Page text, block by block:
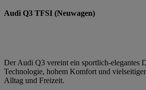
Audi Q3 TFSI (Neuwagen)
Der Audi Q3 vereint ein sportlich-elegantes
Technologie, hohem Komfort und
Alltag und Freizeit.